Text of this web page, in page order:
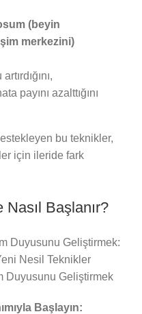
(beyin
merkezini)
payını azalttığını
bu teknikler,
için ileride fark
Başlanır?
Duyusunu Geliştirmek
Başlayın: